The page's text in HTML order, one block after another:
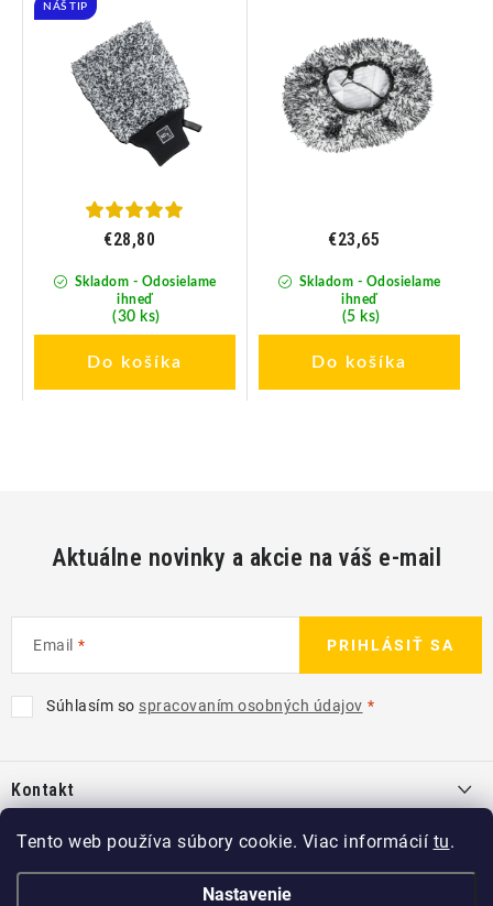
Tento web používa súbory cookie. Viac informácií tu.
Nastavenie
NÁŠ TIP
Skladom - Odosielame
ihneď
(30 ks)
€28,80
Do košíka
Skladom - Odosielame
ihneď
(5 ks)
€23,65
Do košíka
Aktuálne novinky a akcie na váš e-mail
Email
Súhlasím so spracovaním osobných údajov
PRIHLÁSIŤ SA
pKontakt
info @ kcshop.sk
+421 918 725 111
Kategórie